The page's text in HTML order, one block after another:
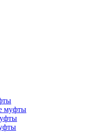
муфты